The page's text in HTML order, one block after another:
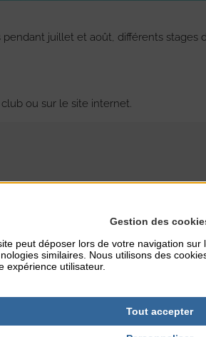
juillet et août, différents stages
ou sur le site internet.
TARIFS
Gestion des
peut déposer lors de votre navigation sur
similaires. Nous utilisons des
expérience utilisateur.
Tout accepter